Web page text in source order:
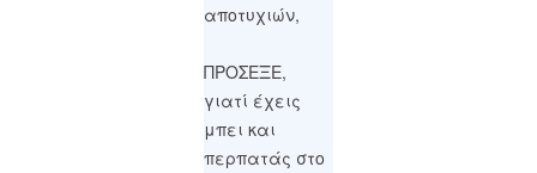
αποτυχιών,
ΠΡΟΣΕΞΕ,
γιατί έχεις
μπει και
περπατάς στο